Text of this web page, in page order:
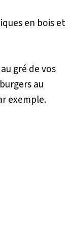
en bois et
gré de vos
au
exemple.